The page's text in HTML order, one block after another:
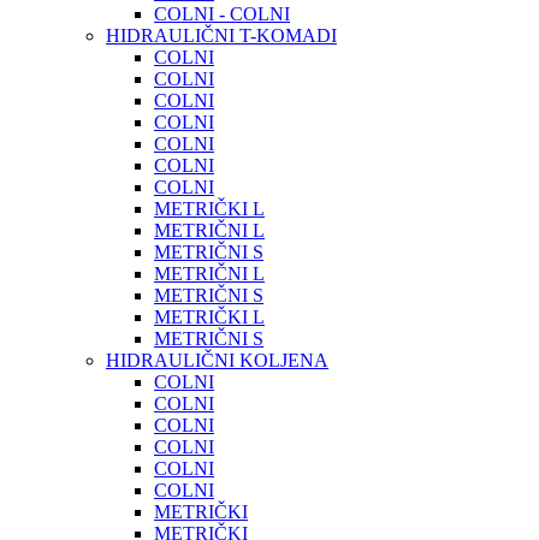
COLNI - COLNI
HIDRAULIČNI T-KOMADI
COLNI
COLNI
COLNI
COLNI
COLNI
COLNI
COLNI
METRIČKI L
METRIČNI L
METRIČNI S
METRIČNI L
METRIČNI S
METRIČKI L
METRIČNI S
HIDRAULIČNI KOLJENA
COLNI
COLNI
COLNI
COLNI
COLNI
COLNI
METRIČKI
METRIČKI